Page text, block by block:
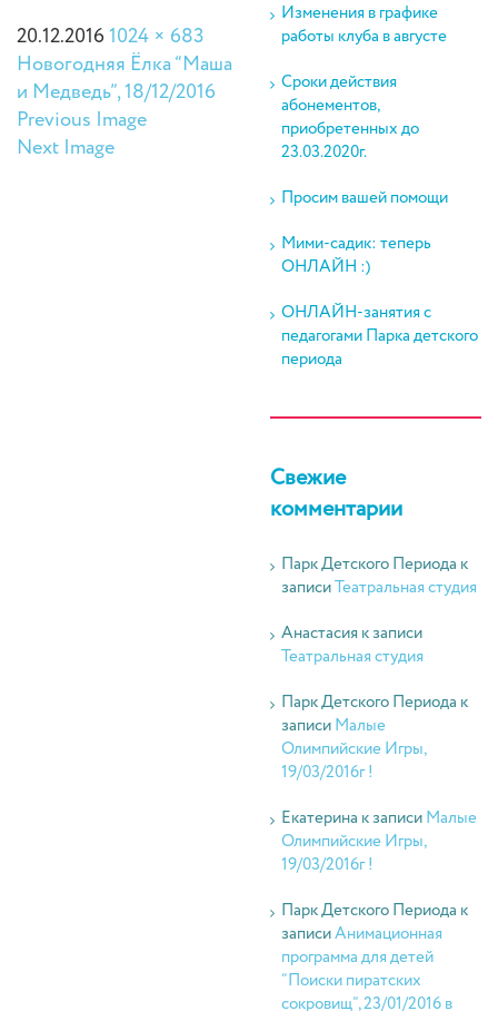
20.12.20161024 × 683
Новогодняя Ёлка “Маша
и Медведь”, 18/12/2016
Previous Image
Next Image
Изменения в графике
работы клуба в августе
Сроки действия
абонементов,
приобретенных до
23.03.2020г.
Просим вашей помощи
Мими-садик: теперь
ОНЛАЙН :)
ОНЛАЙН-занятия с
педагогами Парка детского
периода
Свежие
комментарии
Парк Детского Периода к
записиТеатральная студия
Анастасияк записи
Театральная студия
Парк Детского Периода к
записиМалые
Олимпийские Игры,
19/03/2016г !
Екатерина к записиМалые
Олимпийские Игры,
19/03/2016г !
Парк Детского Периода к
записиАнимационная
программа для детей
“Поиски пиратских
сокровищ”, 23/01/2016 в